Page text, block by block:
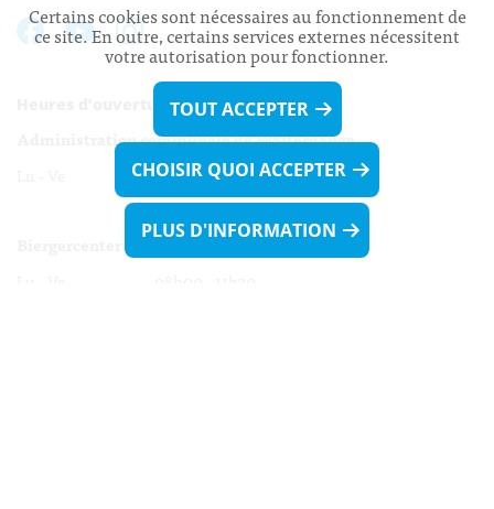
Heures d’ouverture:
Administration communale de Walferdange
Lu - Ve 08h00 - 11h30
13h30 - 16h00
Certains cookies sont nécessaires au fonctionnement de
ce site. En outre, certains services externes nécessitent
votre autorisation pour fonctionner.
TOUT ACCEPTER
CHOISIR QUOI ACCEPTER
PLUS D'INFORMATION